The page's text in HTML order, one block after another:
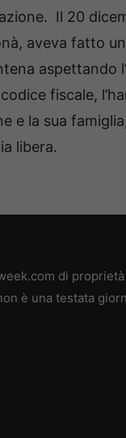
Il 20
aveva fatto
aspettando
fiscale,
e la sua
libera.
di proprietà
è una testata